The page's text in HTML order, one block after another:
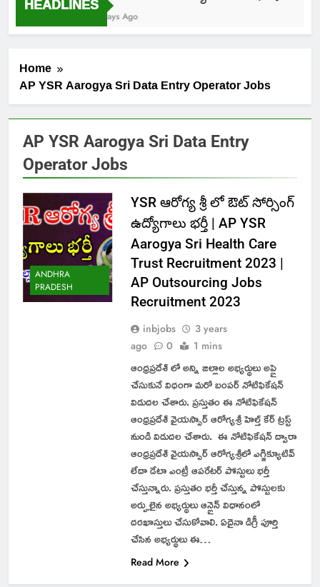
5 Days Ago
Home
AP YSR Aarogya Sri Data Entry Operator Jobs
AP YSR Aarogya Sri Data Entry
Operator Jobs
ANDHRA
PRADESH
YSR ఆరోగ్య శ్రీ లో ఔట్ సోర్సింగ్
ఉద్యోగాలు భర్తీ | AP YSR
Aarogya Sri Health Care
Trust Recruitment 2023 |
AP Outsourcing Jobs
Recruitment 2023
inbjobs
3 years
ago
0 1 mins
ఆంధ్రప్రదేశ్ లో అన్ని జిల్లాల అభ్యర్థులు అప్లై
చేసుకునే విధంగా మరో బంపర్ నోటిఫికేషన్
విడుదల చేశారు. ప్రస్తుతం ఈ నోటిఫికేషన్
ఆంధ్రప్రదేశ్ వైయస్సార్ ఆరోగ్యశ్రీ హెల్త్ కేర్ ట్రస్ట్
నుండి విడుదల చేశారు. ఈ నోటిఫికేషన్ ద్వారా
ఆంధ్రప్రదేశ్ వైయస్సార్ ఆరోగ్యశ్రీలో ఎగ్జిక్యూటివ్
లేదా డేటా ఎంట్రీ ఆపరేటర్ పోస్టులు భర్తీ
చేస్తున్నారు. ప్రస్తుతం భర్తీ చేస్తున్న పోస్టులకు
అర్హులైన అభ్యర్థులు ఆన్లైన్ విధానంలో
దరఖాస్తులు చేసుకోవాలి. ఏదైనా డిగ్రీ పూర్తి
చేసిన అభ్యర్థులు ఈ…
Read More